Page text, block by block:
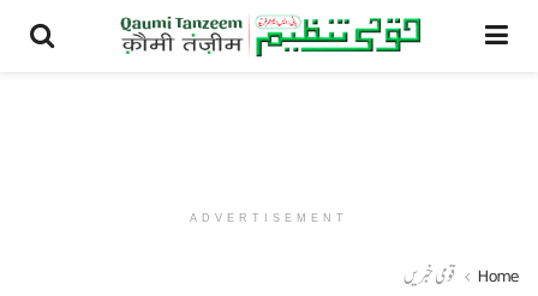
ADVERTISEMENT
Home قومی خبریں